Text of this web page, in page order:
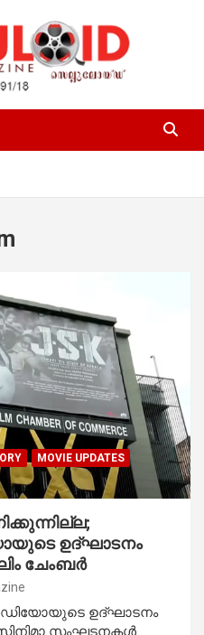
MOVIE UPDATES
ഉദ്ഘാടനം
ചേംബർ
ഉദ്ഘാടനം
സംഘടനകൾ.